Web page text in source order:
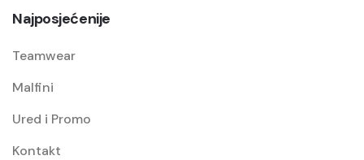
Najposjećenije
Teamwear
Malfini
Ured i Promo
Kontakt